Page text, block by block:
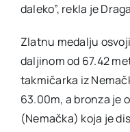
daleko”, rekla je
Zlatnu medalju
daljinom od 67.42
takmičarka iz
63.00m, a bronza je
(Nemačka) koja je